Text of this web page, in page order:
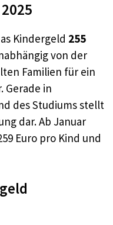
Kindergeld 255
von der
Familien für ein
Gerade in
des Studiums stellt
dar. Ab Januar
Euro pro Kind und